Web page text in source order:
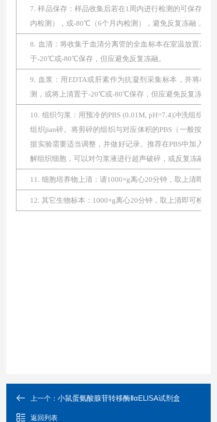
7. 样品保存：样品收集后若在1周内进行检测的可保存
内检测），或-80℃（6个月内检测），避免反复冻融，标
8. 血清：将收集于血清分离管的全血标本在室温放置2小
于-20℃或-80℃保存，但应避免反复冻融。
9. 血浆：用EDTA或肝素作为抗凝剂采集标本，并将标
测，或将上清置于-20℃或-80℃保存，但应避免反复冻融。
10. 组织匀浆：用预冷的PBS (0.01M, pH=7.4)冲洗组织
组织jian碎。将剪碎的组织与对应体积的PBS（一般按
据实验需要适当调整，并做好记录。推荐在PBS中加入
解组织细胞，可以对匀浆液进行超声破碎，或反复冻融。
11. 细胞培养物上清：请1000×g离心20分钟，取上清即
12. 其它生物标本：1000×g离心20分钟，取上清即可检测
上一个：小鼠蛋氨酸腺苷转移酶ⅡαELISA试剂盒
返回列表